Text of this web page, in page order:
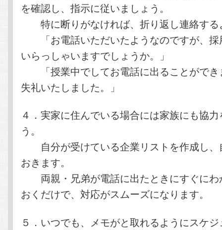
を確認し、指示に従いましょう。
特に断りがなければ、折り返し連絡する
「お電話いただいたようなのですが、採
いらっしゃいますでしょうか。」
「授業中でしてお電話に出ることができ
失礼いたしました。」
４．実家に住んでいる場合には家族にも協
う。
自分が受けている企業リストを作成し、
おきます。
両親・兄弟が電話に出たときにすぐにわ
おくだけで、対応がスムーズになります。
５．いつでも、メモがと取れるようにスケ